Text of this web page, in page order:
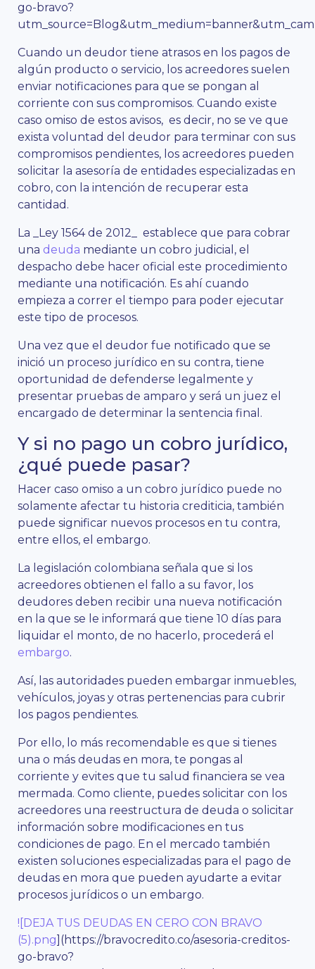
go-bravo?
Cuando un deudor tiene atrasos en los pagos de
algún producto o servicio, los acreedores suelen
enviar notificaciones para que se pongan al
corriente con sus compromisos. Cuando existe
caso omiso de estos avisos, es decir, no se ve que
exista voluntad del deudor para terminar con sus
compromisos pendientes, los acreedores pueden
solicitar la asesoría de entidades especializadas en
cobro, con la intención de recuperar esta
cantidad.
La _Ley 1564 de 2012_ establece que para cobrar
una deuda mediante un cobro judicial, el
despacho debe hacer oficial este procedimiento
mediante una notificación. Es ahí cuando
empieza a correr el tiempo para poder ejecutar
este tipo de procesos.
Una vez que el deudor fue notificado que se
inició un proceso jurídico en su contra, tiene
oportunidad de defenderse legalmente y
presentar pruebas de amparo y será un juez el
encargado de determinar la sentencia final.
Y si no pago un cobro jurídico,
¿qué puede pasar?
Hacer caso omiso a un cobro jurídico puede no
solamente afectar tu historia crediticia, también
puede significar nuevos procesos en tu contra,
entre ellos, el embargo.
La legislación colombiana señala que si los
acreedores obtienen el fallo a su favor, los
deudores deben recibir una nueva notificación
en la que se le informará que tiene 10 días para
liquidar el monto, de no hacerlo, procederá el
embargo.
Así, las autoridades pueden embargar inmuebles,
vehículos, joyas y otras pertenencias para cubrir
los pagos pendientes.
Por ello, lo más recomendable es que si tienes
una o más deudas en mora, te pongas al
corriente y evites que tu salud financiera se vea
mermada. Como cliente, puedes solicitar con los
acreedores una reestructura de deuda o solicitar
información sobre modificaciones en tus
condiciones de pago. En el mercado también
existen soluciones especializadas para el pago de
deudas en mora que pueden ayudarte a evitar
procesos jurídicos o un embargo.
![DEJA TUS DEUDAS EN CERO CON BRAVO
(5).png](https://bravocredito.co/asesoria-creditos-
go-bravo?